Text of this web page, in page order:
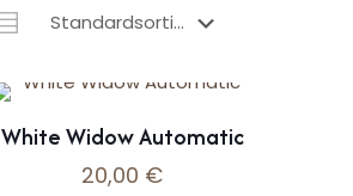
White Widow Automatic
20,00 €